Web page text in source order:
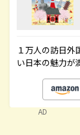
１万人の訪日外
い日本の魅力が
AD